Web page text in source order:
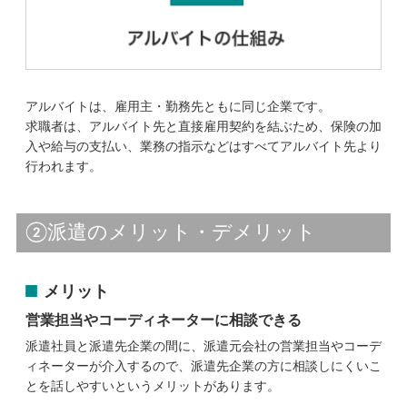
アルバイトは、雇用主・勤務先ともに同じ企業です。
求職者は、アルバイト先と直接雇用契約を結ぶため、保険の加
入や給与の支払い、業務の指示などはすべてアルバイト先より
行われます。
②派遣のメリット・デメリット
メリット
営業担当やコーディネーターに相談できる
派遣社員と派遣先企業の間に、派遣元会社の営業担当やコーデ
ィネーターが介入するので、派遣先企業の方に相談しにくいこ
とを話しやすいというメリットがあります。